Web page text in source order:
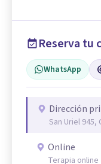
Reserva tu
WhatsApp
Dirección
San Uriel 945,
Online
Terapia online